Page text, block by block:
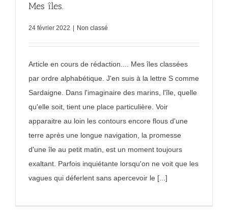
Mes îles.
24 février 2022 | Non classé
Article en cours de rédaction.... Mes îles classées
par ordre alphabétique. J'en suis à la lettre S comme
Sardaigne. Dans l'imaginaire des marins, l'île, quelle
qu'elle soit, tient une place particulière. Voir
apparaitre au loin les contours encore flous d'une
terre après une longue navigation, la promesse
d'une île au petit matin, est un moment toujours
exaltant. Parfois inquiétante lorsqu'on ne voit que les
vagues qui déferlent sans apercevoir le [...]